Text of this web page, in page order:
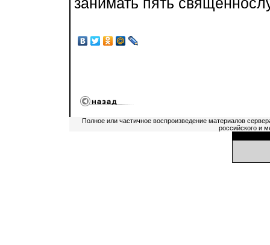
Полное или частичное воспроизведение материалов
российского и